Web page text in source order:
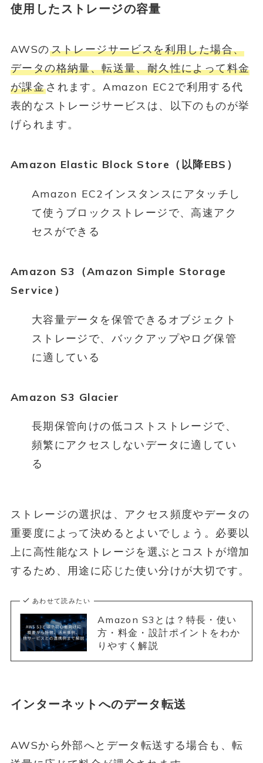
使用したストレージの容量
AWSのストレージサービスを利用した場合、
データの格納量、転送量、耐久性によって料金
が課金されます。Amazon EC2で利用する代
表的なストレージサービスは、以下のものが挙
げられます。
Amazon Elastic Block Store（以降EBS）
Amazon EC2インスタンスにアタッチし
て使うブロックストレージで、高速アク
セスができる
Amazon S3（Amazon Simple Storage
Service）
大容量データを保管できるオブジェクト
ストレージで、バックアップやログ保管
に適している
Amazon S3 Glacier
長期保管向けの低コストストレージで、
頻繁にアクセスしないデータに適してい
る
ストレージの選択は、アクセス頻度やデータの
重要度によって決めるとよいでしょう。必要以
上に高性能なストレージを選ぶとコストが増加
するため、用途に応じた使い分けが大切です。
あわせて読みたい
Amazon S3とは？特長・使い
方・料金・設計ポイントをわか
りやすく解説
インターネットへのデータ転送
AWSから外部へとデータ転送する場合も、転